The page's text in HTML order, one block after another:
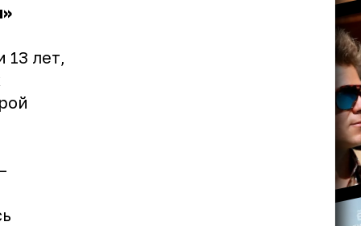
лет,